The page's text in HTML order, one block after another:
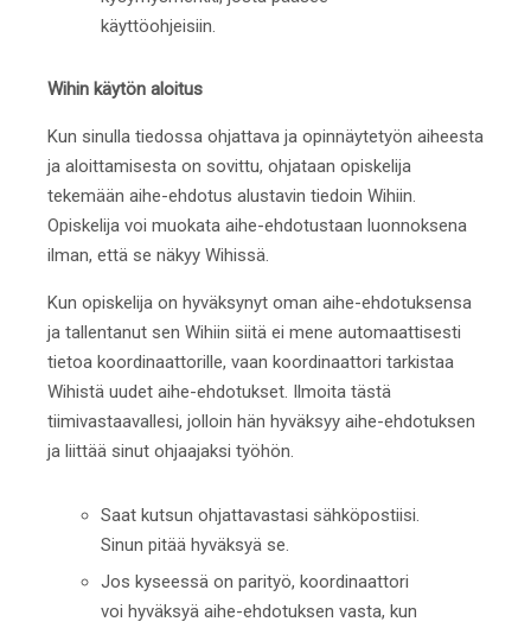
käyttöohjeisiin.
Wihin käytön aloitus
Kun sinulla tiedossa ohjattava ja opinnäytetyön aiheesta
ja aloittamisesta on sovittu, ohjataan opiskelija
tekemään aihe-ehdotus alustavin tiedoin Wihiin.
Opiskelija voi muokata aihe-ehdotustaan luonnoksena
ilman, että se näkyy Wihissä.
Kun opiskelija on hyväksynyt oman aihe-ehdotuksensa
ja tallentanut sen Wihiin siitä ei mene automaattisesti
tietoa koordinaattorille, vaan koordinaattori tarkistaa
Wihistä uudet aihe-ehdotukset. Ilmoita tästä
tiimivastaavallesi, jolloin hän hyväksyy aihe-ehdotuksen
ja liittää sinut ohjaajaksi työhön.
Saat kutsun ohjattavastasi sähköpostiisi.
Sinun pitää hyväksyä se.
Jos kyseessä on parityö, koordinaattori
voi hyväksyä aihe-ehdotuksen vasta, kun